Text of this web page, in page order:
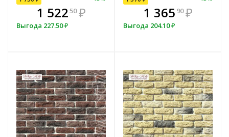
1 52250 ₽
Выгода 227.50₽
В комплекте
всегда выгоднее!
1 41300
Выгода157
1 365 90 ₽
Выгода 204.10₽